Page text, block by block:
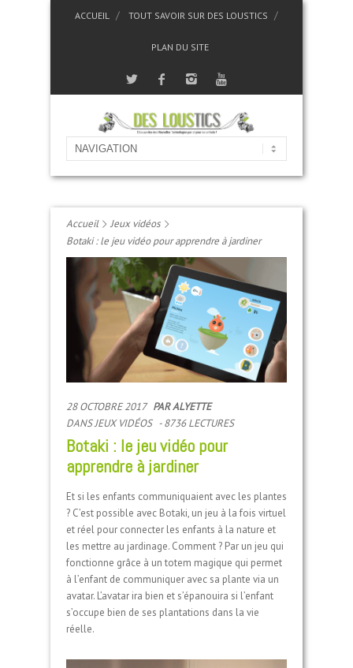
ACCUEIL TOUT SAVOIR SUR DES LOUSTICS
PLAN DU SITE
Accueil
Jeux vidéos
Botaki : le jeu vidéo pour apprendre à jardiner
28 OCTOBRE 2017 PARALYETTE
DANSJEUX VIDÉOS - 8736 LECTURES
Botaki : le jeu vidéo pour
apprendre à jardiner
Et si les enfants communiquaient avec les plantes
? C’est possible avec Botaki, un jeu à la fois virtuel
et réel pour connecter les enfants à la nature et
les mettre au jardinage. Comment ? Par un jeu qui
fonctionne grâce à un totem magique qui permet
à l’enfant de communiquer avec sa plante via un
avatar. L’avatar ira bien et s’épanouira si l’enfant
s’occupe bien de ses plantations dans la vie
réelle.